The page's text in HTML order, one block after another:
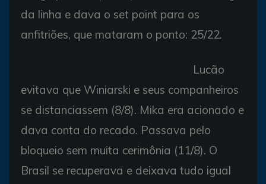
da linha e dava o set point para os
anfitriões, que mataram o ponto: 25/22.
Lucão
evitava que Winiarski e seus companheiros
se distanciassem (8/8). Mika era acionado e
dava conta do recado. Passava pelo
bloqueio sem muita cerimônia (11/8). O
Brasil se recuperava e deixava tudo igual